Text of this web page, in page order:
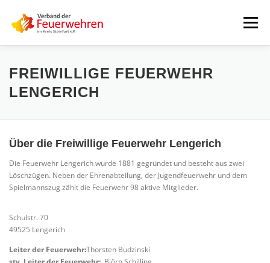
springen
Menü
START AKTUELLES FEUERWEHREN
INTERNER BEREICH
FREIWILLIGE FEUERWEHR
LENGERICH
Über die Freiwillige Feuerwehr Lengerich
Die Feuerwehr Lengerich wurde 1881 gegründet und besteht aus zwei
Löschzügen. Neben der Ehrenabteilung, der Jugendfeuerwehr und dem
Spielmannszug zählt die Feuerwehr 98 aktive Mitglieder.
Schulstr. 70
49525 Lengerich
Leiter der Feuerwehr:Thorsten Budzinski